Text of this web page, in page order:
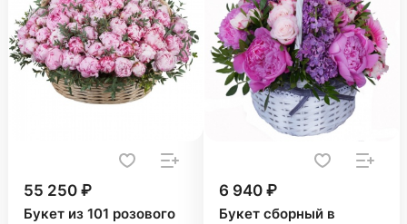
55 250 ₽
Букет из 101 розового
6 940 ₽
Букет сборный в